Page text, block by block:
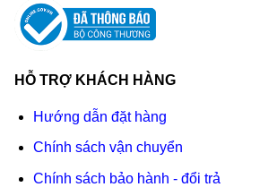
HỖ TRỢ KHÁCH HÀNG
Hướng dẫn đặt hàng
Chính sách vận chuyển
Chính sách bảo hành - đổi trả